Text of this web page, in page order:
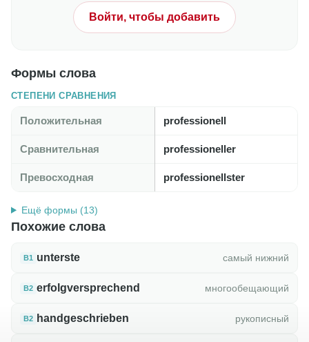
Войти, чтобы добавить
Формы слова
СТЕПЕНИ СРАВНЕНИЯ
Положительная professionell
Сравнительная professioneller
Превосходная professionellster
Ещё формы (13)
Похожие слова
B1 unterste самый нижний
B2 erfolgversprechend многообещающий
B2 handgeschrieben рукописный